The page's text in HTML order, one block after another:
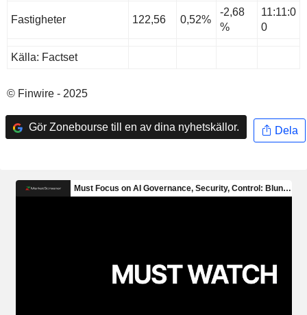
Fastigheter 122,56 0,52%
-2,68
%
11:11:0
0
Källa: Factset
© Finwire - 2025
Gör Zonebourse till en av dina nyhetskällor. Dela